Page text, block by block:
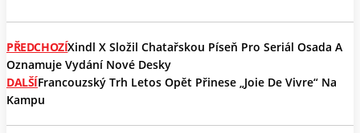
PŘEDCHOZÍXindl X Složil Chatařskou Píseň Pro Seriál Osada A
Oznamuje Vydání Nové Desky
DALŠÍFrancouzský Trh Letos Opět Přinese „joie De Vivre“ Na
Kampu